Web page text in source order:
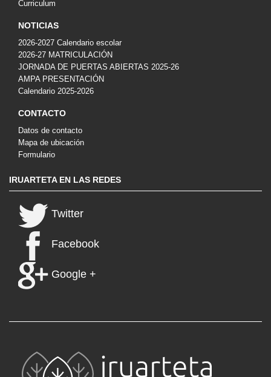
Curriculum
NOTICIAS
2026-2027 Calendario escolar
2026-27 MATRICULACIÓN
JORNADA DE PUERTAS ABIERTAS 2025-26
AMPA PRESENTACIÓN
Calendario 2025-2026
CONTACTO
Datos de contacto
Mapa de ubicación
Formulario
IRUARTETA EN LAS REDES
Twitter
Facebook
Google +